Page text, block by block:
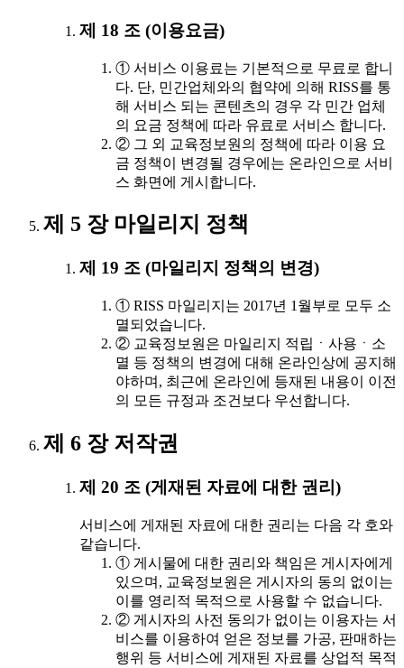
제 18 조 (이용요금)
① 서비스 이용료는 기본적으로 무료로 합니
다. 단, 민간업체와의 협약에 의해 RISS를 통
해 서비스 되는 콘텐츠의 경우 각 민간 업체
의 요금 정책에 따라 유료로 서비스 합니다.
② 그 외 교육정보원의 정책에 따라 이용 요
금 정책이 변경될 경우에는 온라인으로 서비
스 화면에 게시합니다.
제 5 장 마일리지 정책
제 19 조 (마일리지 정책의 변경)
① RISS 마일리지는 2017년 1월부로 모두 소
멸되었습니다.
② 교육정보원은 마일리지 적립ㆍ사용ㆍ소
멸 등 정책의 변경에 대해 온라인상에 공지해
야하며, 최근에 온라인에 등재된 내용이 이전
의 모든 규정과 조건보다 우선합니다.
제 6 장 저작권
제 20 조 (게재된 자료에 대한 권리)
서비스에 게재된 자료에 대한 권리는 다음 각 호와
같습니다.
① 게시물에 대한 권리와 책임은 게시자에게
있으며, 교육정보원은 게시자의 동의 없이는
이를 영리적 목적으로 사용할 수 없습니다.
② 게시자의 사전 동의가 없이는 이용자는 서
비스를 이용하여 얻은 정보를 가공, 판매하는
행위 등 서비스에 게재된 자료를 상업적 목적